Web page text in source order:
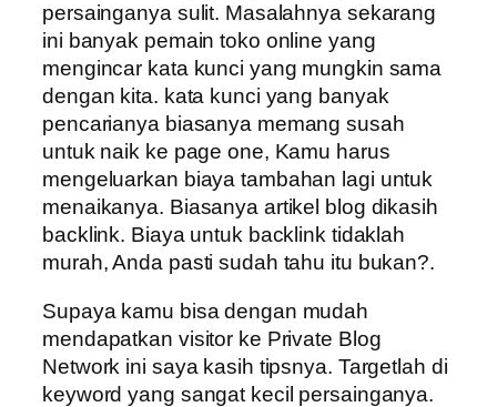
persainganya sulit. Masalahnya sekarang
ini banyak pemain toko online yang
mengincar kata kunci yang mungkin sama
dengan kita. kata kunci yang banyak
pencarianya biasanya memang susah
untuk naik ke page one, Kamu harus
mengeluarkan biaya tambahan lagi untuk
menaikanya. Biasanya artikel blog dikasih
backlink. Biaya untuk backlink tidaklah
murah, Anda pasti sudah tahu itu bukan?.
Supaya kamu bisa dengan mudah
mendapatkan visitor ke Private Blog
Network ini saya kasih tipsnya. Targetlah di
keyword yang sangat kecil persainganya.